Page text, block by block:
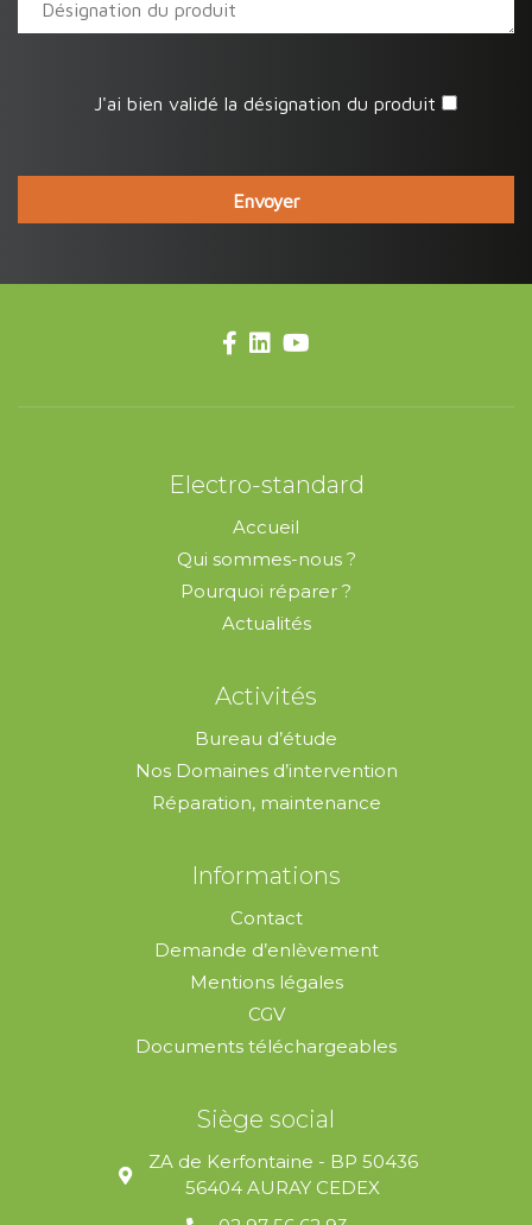
J'ai bien validé la désignation du produit
Electro-standard
Accueil
Qui sommes-nous ?
Pourquoi réparer ?
Actualités
Activités
Bureau d’étude
Nos Domaines d’intervention
Réparation, maintenance
Informations
Contact
Demande d’enlèvement
Mentions légales
CGV
Documents téléchargeables
Siège social
ZA de Kerfontaine - BP 50436
56404 AURAY CEDEX